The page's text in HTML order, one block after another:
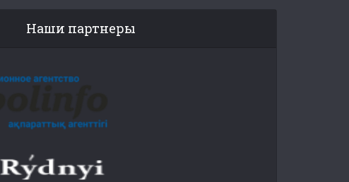
Наши партнеры